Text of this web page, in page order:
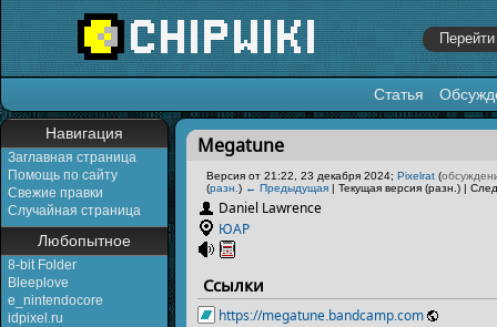
Статья
Навигация
Заглавная страница
Помощь по сайту
Свежие правки
Случайная страница
Любопытное
8-bit Folder
Bleeplove
e_nintendocore
idpixel.ru
Перейти к:навигация,поиск
Megatune
Версия от 21:22, 23 декабря 2024; Pixelrat (
(разн. ) ← Предыдущая | Текущая версия (разн.) |
Daniel Lawrence
ЮАР
Ссылки
https://megatune.bandcamp.com